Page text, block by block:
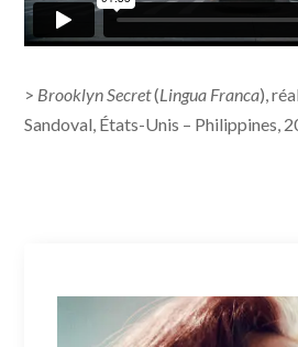
> Brooklyn Secret(Lingua Franca),
Sandoval, États-Unis – Philippines,